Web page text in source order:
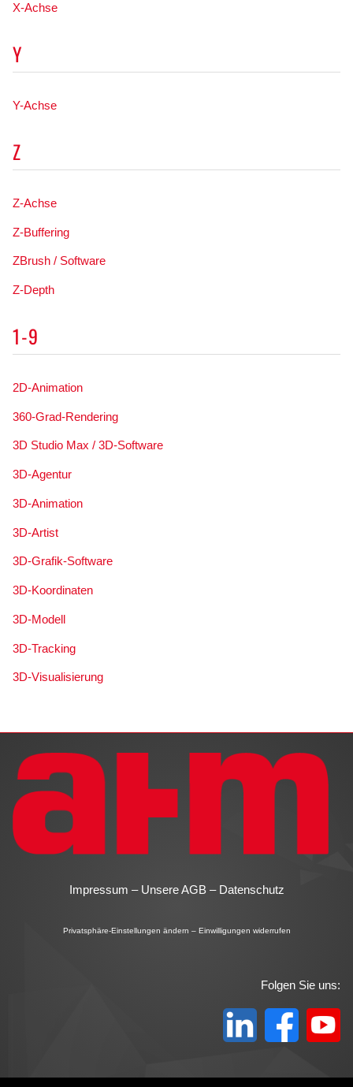
X-Achse
Y
Y-Achse
Z
Z-Achse
Z-Buffering
ZBrush / Software
Z-Depth
1-9
2D-Animation
360-Grad-Rendering
3D Studio Max / 3D-Software
3D-Agentur
3D-Animation
3D-Artist
3D-Grafik-Software
3D-Koordinaten
3D-Modell
3D-Tracking
3D-Visualisierung
Impressum – Unsere AGB – Datenschutz
Privatsphäre-Einstellungen ändern – Einwilligungen widerrufen
Folgen Sie uns: